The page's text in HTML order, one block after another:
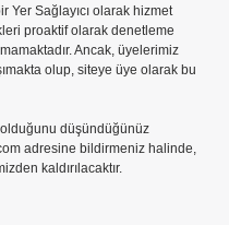
Yer Sağlayıcı olarak hizmet
proaktif olarak denetleme
Ancak, üyelerimiz
olup, siteye üye olarak bu
olduğunu düşündüğünüz
adresine bildirmeniz halinde,
kaldırılacaktır.